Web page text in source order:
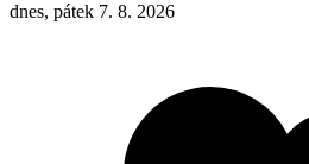
dnes, pátek 7. 8. 2026